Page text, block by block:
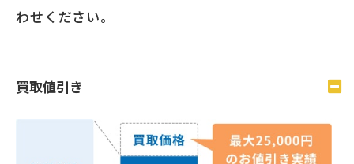
わせください。
買取値引き